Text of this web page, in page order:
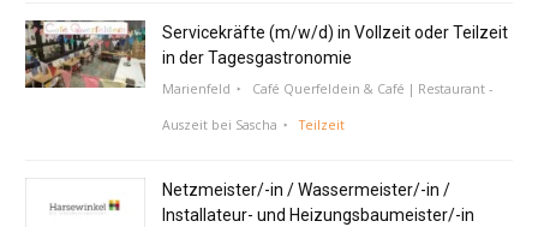
Servicekräfte (m/w/d) in Vollzeit oder Teilzeit
in der Tagesgastronomie
Marienfeld Café Querfeldein & Café | Restaurant -
Auszeit bei Sascha Teilzeit
Netzmeister/-in / Wassermeister/-in /
Installateur- und Heizungsbaumeister/-in